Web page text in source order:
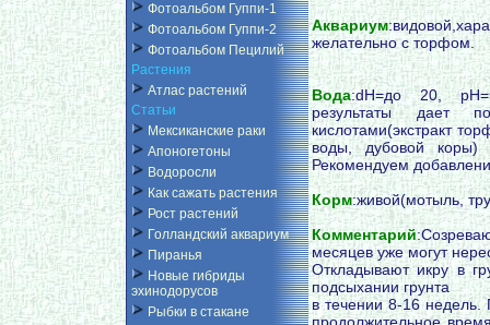
Фотоальбом Гуппи-1
Фотоальбом Гуппи-2
Фотоальбом Пецилий
Растения
Атлас растений
Статьи
Мексиканские раки
Апоногетоны
Водоросли
Как сажать растения
Рост растений
Голландский аквариум
Пиранья
Новые гибриды
эхинодорусов
Рыбки в стакане
Аквариум
желательно с торфом.
Вода:dH=до 20,
результаты дает
кислотами(экстракт
воды, дубовой коры)
Рекомендуем
Корм:живой(мотыль,
Комментарий
месяцев уже могут
Откладывают икру в
подсыхании грунта
в течении 8-16 недель.
продолжительное